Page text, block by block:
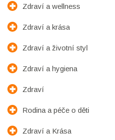
Zdraví a wellness
Zdraví a krása
Zdraví a životní styl
Zdraví a hygiena
Zdraví
Rodina a péče o děti
Zdraví a Krása